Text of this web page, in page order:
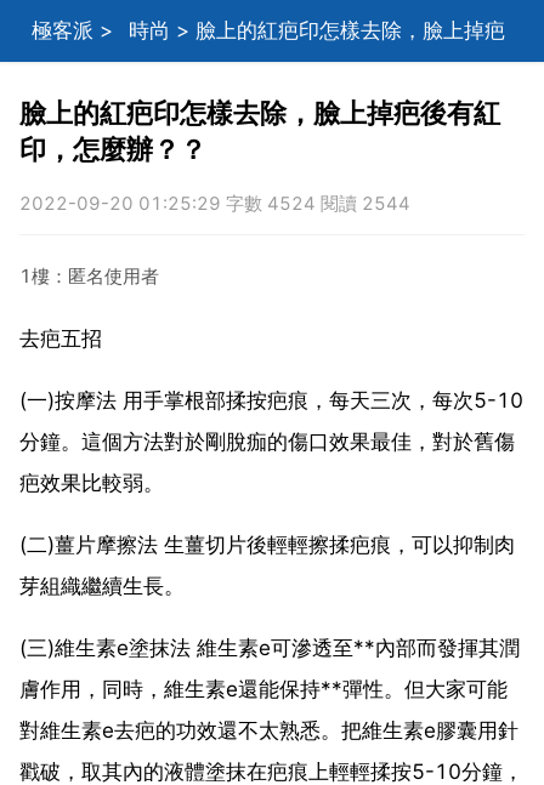
極客派 > 時尚 > 臉上的紅疤印怎樣去除，臉上掉疤
後有紅印，怎麼辦？？
臉上的紅疤印怎樣去除，臉上掉疤後有紅
印，怎麼辦？？
2022-09-20 01:25:29 字數 4524 閱讀 2544
1樓：匿名使用者
去疤五招
(一)按摩法 用手掌根部揉按疤痕，每天三次，每次5-10
分鐘。這個方法對於剛脫痂的傷口效果最佳，對於舊傷
疤效果比較弱。
(二)薑片摩擦法 生薑切片後輕輕擦揉疤痕，可以抑制肉
芽組織繼續生長。
(三)維生素e塗抹法 維生素e可滲透至**內部而發揮其潤
膚作用，同時，維生素e還能保持**彈性。但大家可能
對維生素e去疤的功效還不太熟悉。把維生素e膠囊用針
戳破，取其內的液體塗抹在疤痕上輕輕揉按5-10分鐘，